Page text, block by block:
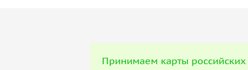
Принимаем карты